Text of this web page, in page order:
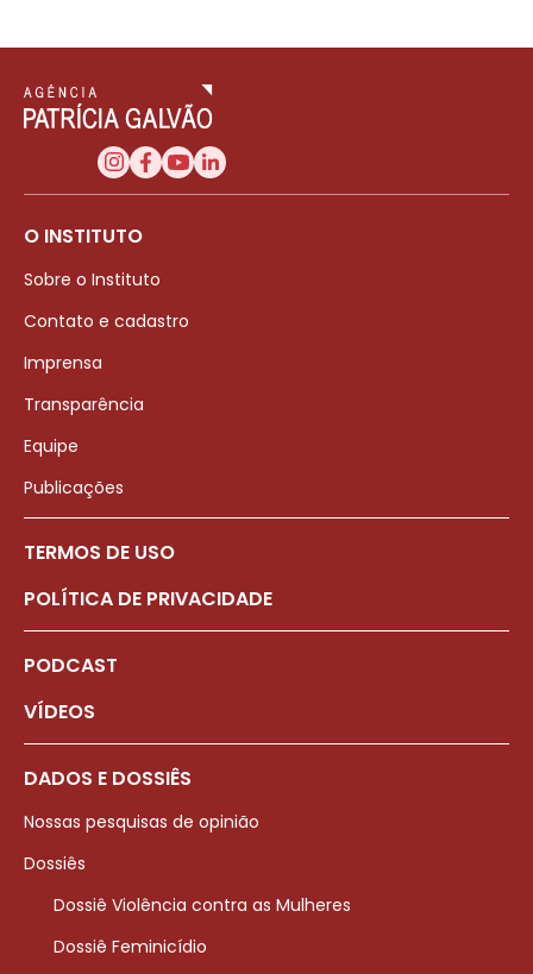
O INSTITUTO
Sobre o Instituto
Contato e cadastro
Imprensa
Transparência
Equipe
Publicações
TERMOS DE USO
POLÍTICA DE PRIVACIDADE
PODCAST
VÍDEOS
DADOS E DOSSIÊS
Nossas pesquisas de opinião
Dossiês
Dossiê Violência contra as Mulheres
Dossiê Feminicídio